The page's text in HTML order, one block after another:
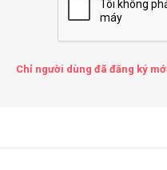
Chỉ người dùng đã đăng ký